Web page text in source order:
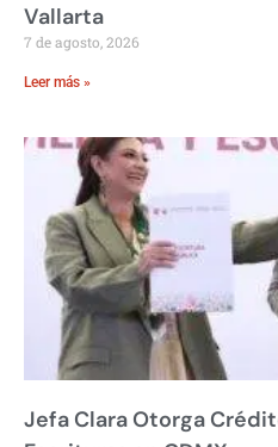
Vallarta
7 de agosto, 2026
Leer más »
Jefa Clara Otorga